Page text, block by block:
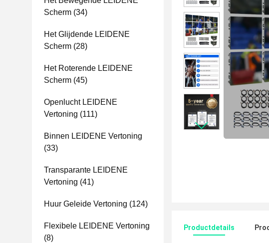
Scherm (34)
Het Glijdende LEIDENE
Scherm (28)
Het Roterende LEIDENE
Scherm (45)
Openlucht LEIDENE
Vertoning (111)
Binnen LEIDENE Vertoning
(33)
Transparante LEIDENE
Vertoning (41)
Huur Geleide Vertoning (124)
Flexibele LEIDENE Vertoning
(8)
Productdetails